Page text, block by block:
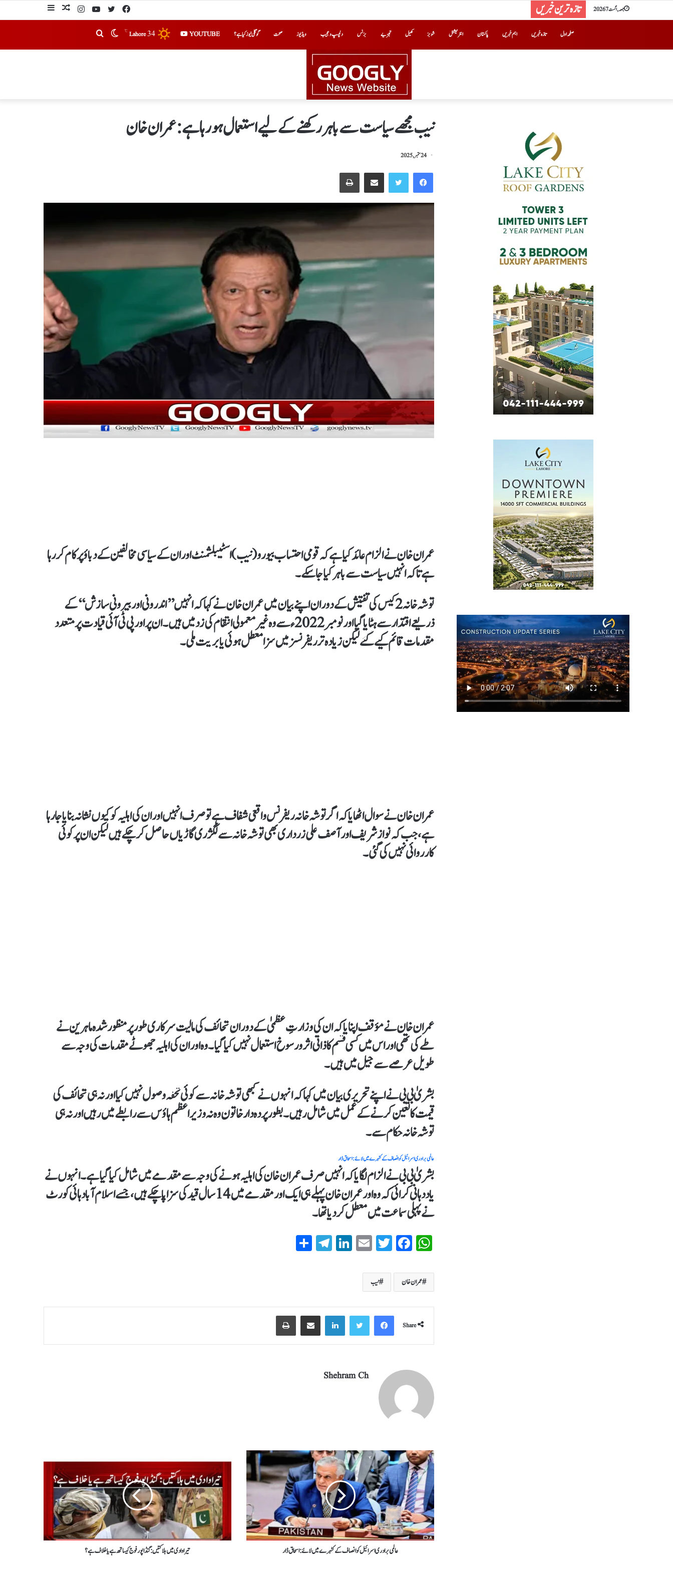
جمعہ, اگست 7 2026 تازہ ترین خبریں
صفحہ اول تازہ خبریں اہم خبریں پاکستان انٹرنیشنل شوبز کھیل تجزیے بزنس دلچسپ و عجیب ویڈیوز صحت گوگلی نیوز کیا ہے؟ YOUTUBE
Lahore34
℃
نیب مجھے سیاست سے باہر رکھنے کےلیے استعمال ہو رہا ہے : عمران خان
24 ستمبر, 2025
عمران خان نے الزام عائد کیا ہے کہ قومی احتساب بیورو (نیب) اسٹیبلشمنٹ اور ان کے سیاسی مخالفین کے دباؤ پر کام کر رہا
ہے تاکہ انہیں سیاست سے باہر کیا جا سکے۔
توشہ خانہ 2 کیس کی تفتیش کے دوران اپنے بیان میں عمران خان نے کہا کہ انہیں ’’اندرونی اور بیرونی سازش‘‘ کے
ذریعے اقتدار سے ہٹایا گیا اور نومبر 2022ء سے وہ غیرمعمولی انتقام کی زد میں ہیں۔ان پر اور پی ٹی آئی قیادت پر متعدد
مقدمات قائم کیے گئے لیکن زیادہ تر ریفرنسز میں سزا معطل ہوئی یا بریت ملی۔
عمران خان نے سوال اٹھایا کہ اگر توشہ خانہ ریفرنس واقعی شفاف ہے تو صرف انہیں اور ان کی اہلیہ کو کیوں نشانہ بنایا جارہا
ہے، جب کہ نواز شریف اور آصف علی زرداری بھی توشہ خانہ سے لگژری گاڑیاں حاصل کرچکے ہیں لیکن ان پر کوئی
کارروائی نہیں کی گئی۔
عمران خان نے مؤقف اپنایا کہ ان کی وزارتِ عظمیٰ کے دوران تحائف کی مالیت سرکاری طور پر منظور شدہ ماہرین نے
طےکی تھی اور اس میں کسی قسم کا ذاتی اثر و رسوخ استعمال نہیں کیا گیا۔وہ اور ان کی اہلیہ جھوٹے مقدمات کی وجہ سے
طویل عرصے سے جیل میں ہیں۔
بشریٰ بی بی نے اپنے تحریری بیان میں کہاکہ انہوں نے کبھی توشہ خانہ سے کوئی تحفہ وصول نہیں کیا اور نہ ہی تحائف کی
قیمت کا تعین کرنے کے عمل میں شامل رہیں۔بطور پردہ دار خاتون وہ نہ وزیراعظم ہاؤس سے رابطے میں رہیں اور نہ ہی
توشہ خانہ حکام سے۔
عالمی برادری اسرائیل کو انصاف کے کٹہرے میں لائے : اسحاق ڈار
بشریٰ بی بی نے الزام لگایا کہ انہیں صرف عمران خان کی اہلیہ ہونے کی وجہ سے مقدمے میں شامل کیا گیا ہے۔ انہوں نے
یاد دہانی کرائی کہ وہ اور عمران خان پہلے ہی ایک اور مقدمے میں 14 سال قید کی سزا پاچکے ہیں، جسے اسلام آباد ہائی کورٹ
نے پہلی سماعت میں معطل کردیا تھا۔
W
ha
ts
A
pp
Fa
ce
bo
ok
T
wi
tte
r
E
m
Li
nk
T
el
m
عمران خان نیب
Share
Shehram Ch
عالمی برادری اسرائیل کو انصاف کے کٹہرے میں لائے : اسحاق ڈار تیرا وادی میں ہلاکتیں : گنڈاپور فوج کیساتھ ہے یا خلاف ہے؟